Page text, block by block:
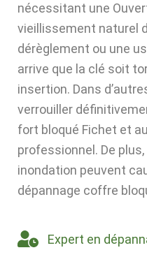
nécessitant une
vieillissement naturel
dérèglement ou une
arrive que la clé soit
insertion. Dans
verrouiller
fort bloqué Fichet et
professionnel. De
inondation peuvent
dépannage coffre
Expert en